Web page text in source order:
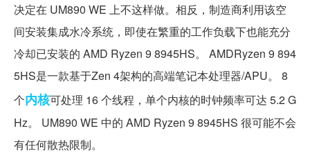
决定在 UM890 WE 上不这样做。相反，制造商利用该空
间安装集成水冷系统，即使在繁重的工作负载下也能充分
冷却已安装的 AMD Ryzen 9 8945HS。 AMDRyzen 9 894
5HS是一款基于Zen 4架构的高端笔记本处理器/APU。 8
个内核可处理 16 个线程，单个内核的时钟频率可达 5.2 G
Hz。 UM890 WE 中的 AMD Ryzen 9 8945HS 很可能不会
有任何散热限制。